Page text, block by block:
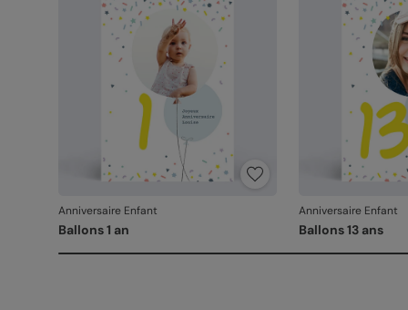
Anniversaire Enfant
Ballons 1 an
Anniversaire Enfant
Ballons 13 ans